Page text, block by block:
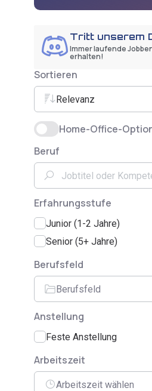
Tritt unserem
Immer laufende
erhalten!
Sortieren
Relevanz
Home-Office-
Beruf
Erfahrungsstufe
Junior (1-2 Jahre)
Senior (5+ Jahre)
Berufsfeld
Berufsfeld
Anstellung
Feste Anstellung
Arbeitszeit
Arbeitszeit wählen